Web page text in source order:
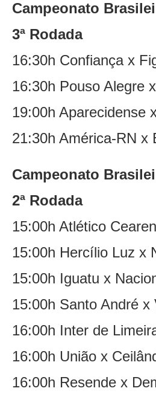
Campeonato
3ª Rodada
16:30h Confiança x
16:30h Pouso Alegre
19:00h Aparecidense
21:30h América-RN x
Campeonato
2ª Rodada
15:00h Atlético
15:00h Hercílio Luz x
15:00h Iguatu x
15:00h Santo André x
16:00h Inter de
16:00h União x
16:00h Resende x